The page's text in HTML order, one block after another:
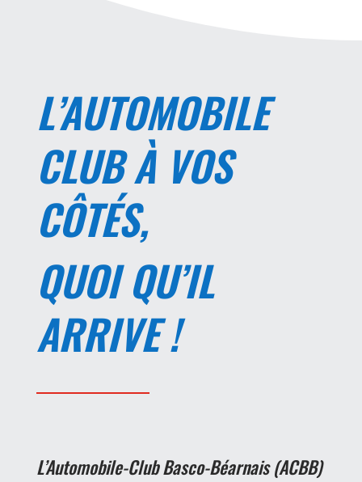
L’AUTOMOBILE
CLUB À VOS
CÔTÉS,
QUOI QU’IL
ARRIVE !
L’Automobile-Club Basco-Béarnais (ACBB)